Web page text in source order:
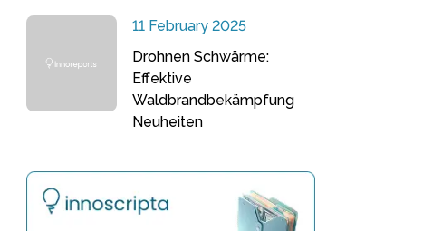
11 February 2025
Drohnen Schwärme:
Effektive
Waldbrandbekämpfung
Neuheiten